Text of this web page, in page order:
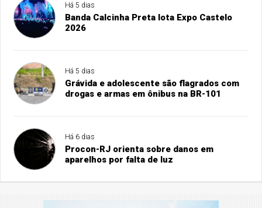
Há 5 dias
Banda Calcinha Preta lota Expo Castelo
2026
Há 5 dias
Grávida e adolescente são flagrados com
drogas e armas em ônibus na BR-101
Há 6 dias
Procon-RJ orienta sobre danos em
aparelhos por falta de luz